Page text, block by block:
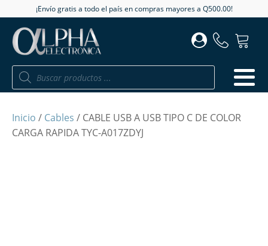
¡Envío gratis a todo el país en compras mayores a Q500.00!
Búsqueda
productos
Inicio / Cables / CABLE USB A USB TIPO C DE COLOR
CARGA RAPIDA TYC-A017ZDYJ